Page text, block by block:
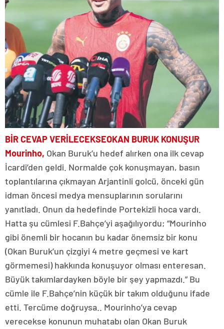
BİR CEVAP VERİLECEKSEOKAN BURUK KONUŞUR
Mourinho, Okan Buruk’u hedef alırken ona ilk cevap
İcardi’den geldi. Normalde çok konuşmayan, basın
toplantılarına çıkmayan Arjantinli golcü, önceki gün
idman öncesi medya mensuplarının sorularını
yanıtladı. Onun da hedefinde Portekizli hoca vardı.
Hatta şu cümlesi F.Bahçe’yi aşağılıyordu; “Mourinho
gibi önemli bir hocanın bu kadar önemsiz bir konu
(Okan Buruk’un çizgiyi 4 metre geçmesi ve kart
görmemesi) hakkında konuşuyor olması enteresan.
Büyük takımlardayken böyle bir şey yapmazdı.” Bu
cümle ile F.Bahçe’nin küçük bir takım olduğunu ifade
etti. Tercüme doğruysa.. Mourinho’ya cevap
verecekse konunun muhatabı olan Okan Buruk